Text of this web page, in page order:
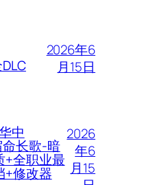
2026年6
月15日
中
命长歌-暗
+全职业最
+修改器
2026
年6
月15